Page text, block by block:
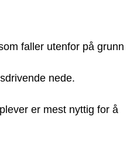
faller utenfor på grunn
nede.
er mest nyttig for å